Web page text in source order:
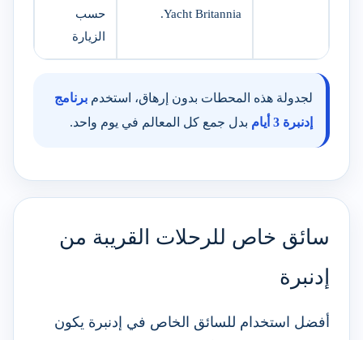
Yacht Britannia.
حسب
الزيارة
لجدولة هذه المحطات بدون إرهاق، استخدم برنامج
إدنبرة 3 أيام
بدل جمع كل المعالم في يوم واحد.
سائق خاص للرحلات القريبة من
إدنبرة
أفضل استخدام للسائق الخاص في إدنبرة يكون